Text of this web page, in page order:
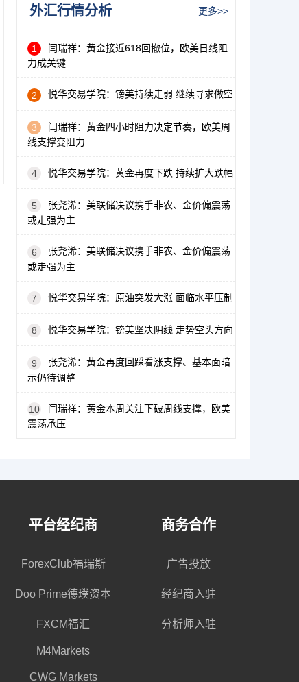
外汇行情分析 更多>>
1
闫瑞祥：黄金接近618回撤位，欧美日线阻
力成关键
2 悦华交易学院：镑美持续走弱 继续寻求做空
3
闫瑞祥：黄金四小时阻力决定节奏，欧美周
线支撑变阻力
4 悦华交易学院：黄金再度下跌 持续扩大跌幅
5
张尧浠：美联储决议携手非农、金价偏震荡
或走强为主
6
张尧浠：美联储决议携手非农、金价偏震荡
或走强为主
7 悦华交易学院：原油突发大涨 面临水平压制
8 悦华交易学院：镑美坚决阴线 走势空头方向
9
张尧浠：黄金再度回踩看涨支撑、基本面暗
示仍待调整
10
闫瑞祥：黄金本周关注下破周线支撑，欧美
震荡承压
平台经纪商
ForexClub福瑞斯
Doo Prime德璞资本
FXCM福汇
M4Markets
CWG Markets
商务合作
广告投放
经纪商入驻
分析师入驻